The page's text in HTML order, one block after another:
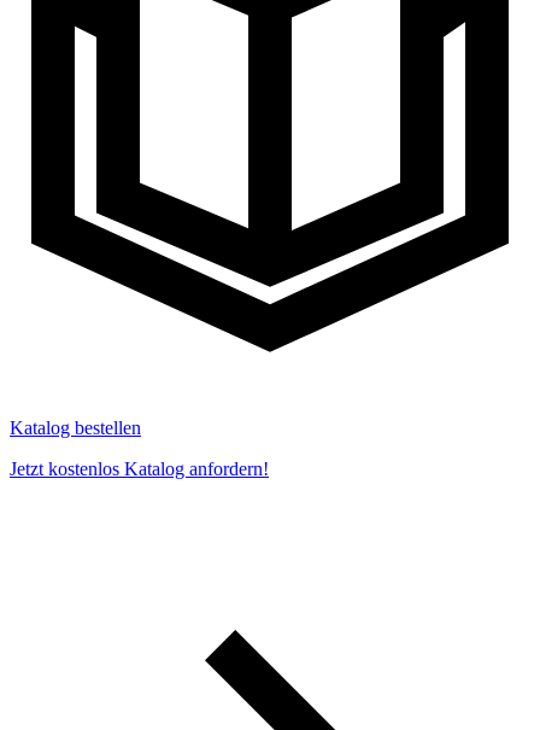
Katalog bestellen
Jetzt kostenlos Katalog anfordern!